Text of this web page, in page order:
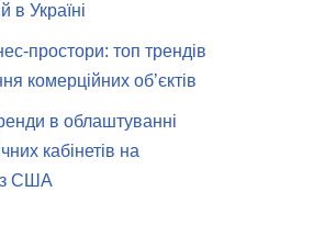
в Україні
простори: топ трендів
комерційних об’єктів
в облаштуванні
кабінетів на
США